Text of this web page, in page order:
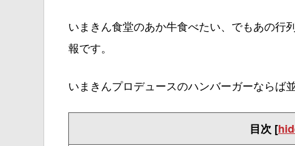
いまきん食堂のあか牛食べたい、でもあの行
報です。
いまきんプロデュースのハンバーガーならば
目次 [